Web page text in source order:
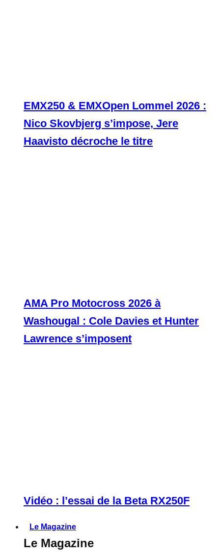
EMX250 & EMXOpen Lommel 2026 :
Nico Skovbjerg s’impose, Jere
Haavisto décroche le titre
AMA Pro Motocross 2026 à
Washougal : Cole Davies et Hunter
Lawrence s’imposent
Vidéo : l’essai de la Beta RX250F
Le Magazine
Le Magazine